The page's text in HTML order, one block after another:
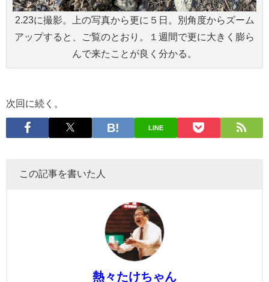
2.23に撮影。上の写真から更に５日。別角度からズーム
アップすると、ご覧のとおり。１週間で更に大きく膨ら
んで来たことが良く分かる。
次回に続く。
LINE
この記事を書いた人
熱々たけちゃん